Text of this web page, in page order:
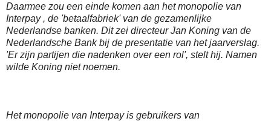
Daarmee zou een einde komen aan het monopolie van
Interpay , de 'betaalfabriek' van de gezamenlijke
Nederlandse banken. Dit zei directeur Jan Koning van de
Nederlandsche Bank bij de presentatie van het jaarverslag.
'Er zijn partijen die nadenken over een rol', stelt hij. Namen
wilde Koning niet noemen.
Het monopolie van Interpay is gebruikers van